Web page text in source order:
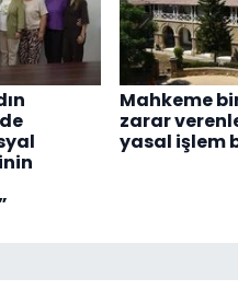
Mahkeme
zarar
yasal işlem